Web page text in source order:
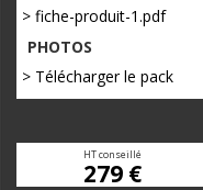
> fiche-produit-1.pdf
PHOTOS
> Télécharger le pack
HT conseillé
279 €